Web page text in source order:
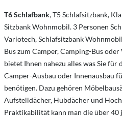
T6 Schlafbank, T5 Schlafsitzbank,
Sitzbank Wohnmobil. 3 Personen
Variotech, Schlafsitzbank
Bus zum Camper, Camping-Bus
bietet Ihnen nahezu alles was Sie für
Camper-Ausbau oder Innenausbau
benötigen. Dazu gehören
Aufstelldächer, Hubdächer und
Praktikabilität kann man die über 40